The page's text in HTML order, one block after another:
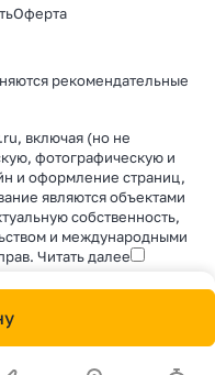
Оферта
рекомендательные
включая (но не
фотографическую и
и оформление страниц,
являются объектами
собственность,
и международными
Читать далее